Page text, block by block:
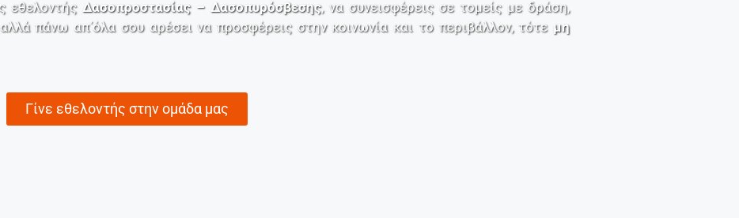
εθελοντής Δασοπροστασίας – Δασοπυρόσβεσης, να συνεισφέρεις σε τομείς με δράση,
πάνω απ΄όλα σου αρέσει να προσφέρεις στην κοινωνία και το περιβάλλον, τότε μη
Γίνε εθελοντής στην ομάδα μας